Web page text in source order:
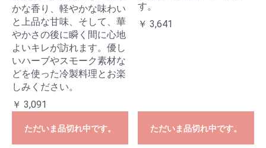
かな香り、軽やかな味わい
と上品な甘味、そして、華
やかさの後に瞬く間に心地
よいキレが訪れます。優し
いハーブやスモーク素材な
どを使った冷製料理とお楽
しみください。
￥ 3,091
ただいま品切れ中です。
す。
￥ 3,641
ただいま品切れ中です。